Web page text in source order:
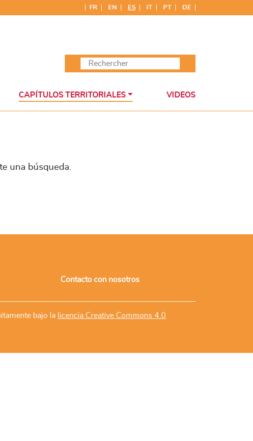
FR EN ES IT PT DE
CAPÍTULOS TERRITORIALES VIDEOS
una búsqueda.
Contacto con nosotros
bajo la licencia Creative Commons 4.0